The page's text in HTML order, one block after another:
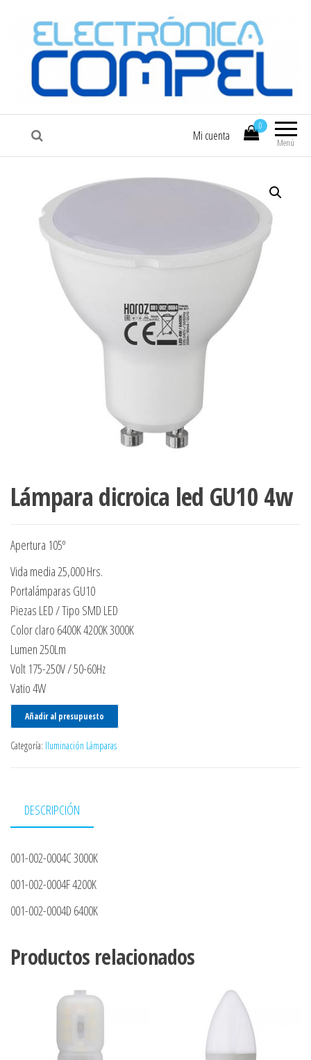
COMPEL Electrónica COMPEL
Menú
0
Mi cuenta
Lámpara dicroica led GU10 4w
Apertura 105º
Vida media 25,000 Hrs.
Portalámparas GU10
Piezas LED / Tipo SMD LED
Color claro 6400K 4200K 3000K
Lumen 250Lm
Volt 175-250V / 50-60Hz
Vatio 4W
Añadir al presupuesto
Categoría: Iluminación Lámparas
DESCRIPCIÓN
001-002-0004C 3000K
001-002-0004F 4200K
001-002-0004D 6400K
Productos relacionados